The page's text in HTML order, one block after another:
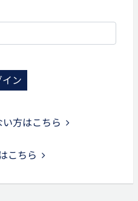
イン
方はこちら
こちら